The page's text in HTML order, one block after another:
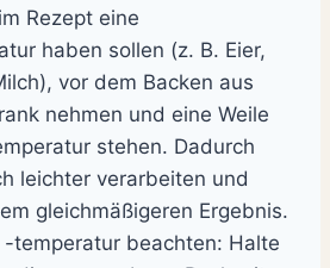
Rezept eine
haben sollen (z. B. Eier,
vor dem Backen aus
nehmen und eine Weile
stehen. Dadurch
leichter verarbeiten und
gleichmäßigeren Ergebnis.
-temperatur beachten: Halte